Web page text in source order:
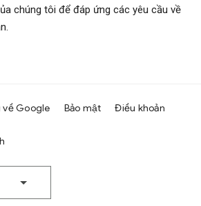
chúng tôi để đáp ứng các yêu cầu về
về Google Bảo mật Điều khoản